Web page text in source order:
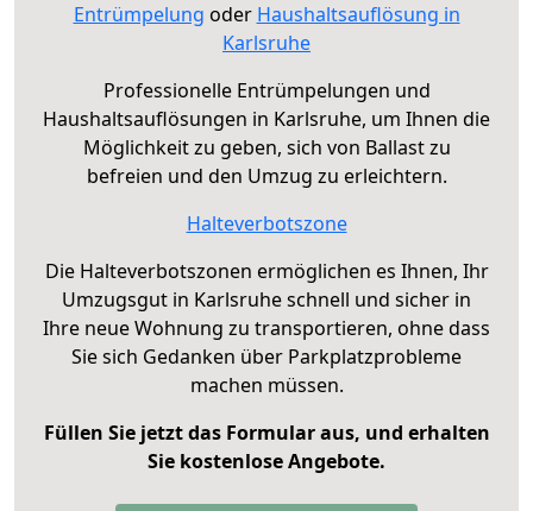
Entrümpelung oder Haushaltsauflösung in
Karlsruhe
Professionelle Entrümpelungen und
Haushaltsauflösungen in Karlsruhe, um Ihnen die
Möglichkeit zu geben, sich von Ballast zu
befreien und den Umzug zu erleichtern.
Halteverbotszone
Die Halteverbotszonen ermöglichen es Ihnen, Ihr
Umzugsgut in Karlsruhe schnell und sicher in
Ihre neue Wohnung zu transportieren, ohne dass
Sie sich Gedanken über Parkplatzprobleme
machen müssen.
Füllen Sie jetzt das Formular aus, und erhalten
Sie kostenlose Angebote.